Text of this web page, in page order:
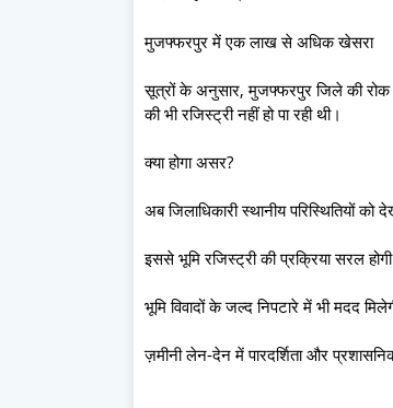
मुजफ्फरपुर में एक लाख से अधिक खेसरा
सूत्रों के अनुसार, मुजफ्फरपुर जिले की रोक
की भी रजिस्ट्री नहीं हो पा रही थी।
क्या होगा असर?
अब जिलाधिकारी स्थानीय परिस्थितियों
इससे भूमि रजिस्ट्री की प्रक्रिया सरल
भूमि विवादों के जल्द निपटारे में भी मदद
ज़मीनी लेन-देन में पारदर्शिता और